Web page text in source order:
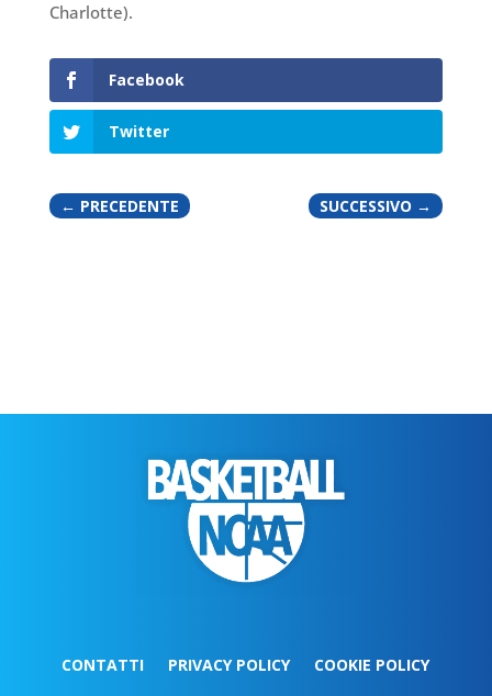
Charlotte).
Facebook
Twitter
← PRECEDENTE SUCCESSIVO →
CONTATTI PRIVACY POLICY COOKIE POLICY